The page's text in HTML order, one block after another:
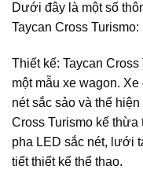
Dưới đây là một số
Taycan Cross Turismo:
Thiết kế: Taycan
một mẫu xe wagon.
nét sắc sảo và thể
Cross Turismo kế thừa
pha LED sắc nét, lưới
tiết thiết kế thể thao.